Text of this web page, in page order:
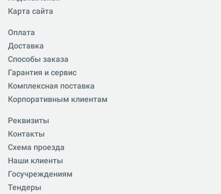
Карта сайта
Оплата
Доставка
Способы заказа
Гарантия и сервис
Комплексная поставка
Корпоративным клиентам
Реквизиты
Контакты
Схема проезда
Наши клиенты
Госучреждениям
Тендеры